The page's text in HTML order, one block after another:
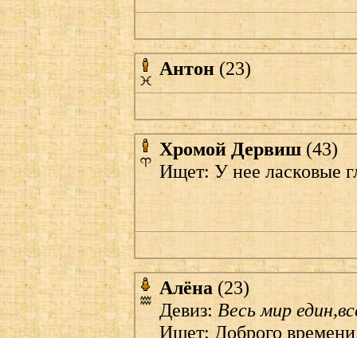
Антон (23)
Хромой Дервиш (43)
Ищет: У нее ласковые
Алёна (23)
Девиз:Весь мир
Ищет: Доброго